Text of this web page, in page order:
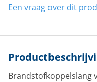
Een vraag over dit
Brandstofkoppelslang